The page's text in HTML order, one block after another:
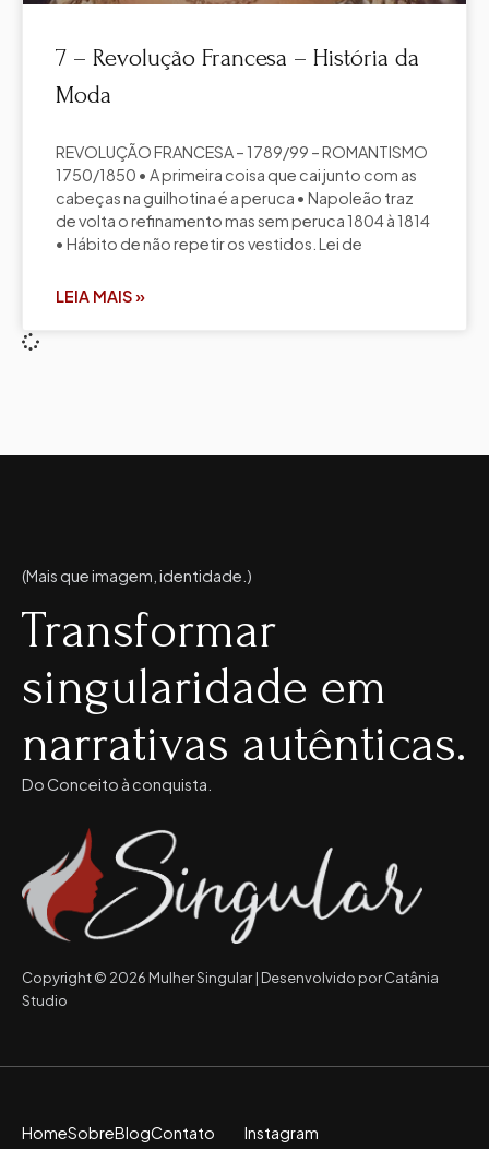
7 – Revolução Francesa – História da
Moda
REVOLUÇÃO FRANCESA – 1789/99 – ROMANTISMO
1750/1850 • A primeira coisa que cai junto com as
cabeças na guilhotina é a peruca • Napoleão traz
de volta o refinamento mas sem peruca 1804 à 1814
• Hábito de não repetir os vestidos. Lei de
LEIA MAIS »
(Mais que imagem, identidade.)
Transformar
singularidade em
narrativas autênticas.
Do Conceito à conquista.
Copyright © 2026 Mulher Singular | Desenvolvido por Catânia
Studio
HomeSobreBlogContato Instagram